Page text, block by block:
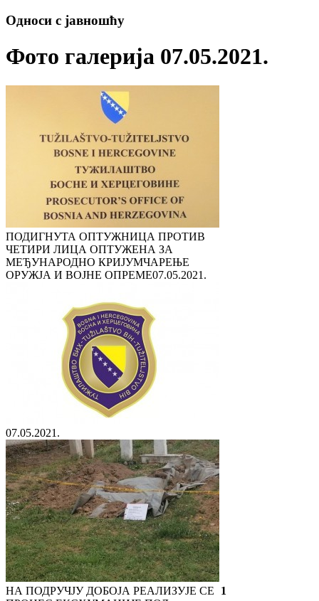
Односи с јавношћу
Фото галерија 07.05.2021.
ПОДИГНУТА ОПТУЖНИЦА ПРОТИВ
ЧЕТИРИ ЛИЦА ОПТУЖЕНА ЗА
МЕЂУНАРОДНО КРИЈУМЧАРЕЊЕ
ОРУЖЈА И ВОЈНЕ ОПРЕМЕ07.05.2021.
07.05.2021.
НА ПОДРУЧЈУ ДОБОЈА РЕАЛИЗУЈЕ СЕ
1